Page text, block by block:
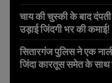
चाय की चुस्की के बाद
उड़ाई जिंदगी भर की कमाई!
सितारगंज पुलिस ने एक
जिंदा कारतूस समेत के साथ